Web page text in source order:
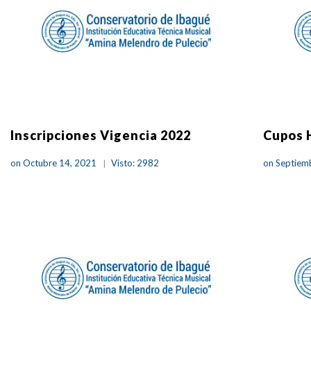
Inscripciones Vigencia 2022
on Octubre 14, 2021 Visto: 2982
Cupos
on